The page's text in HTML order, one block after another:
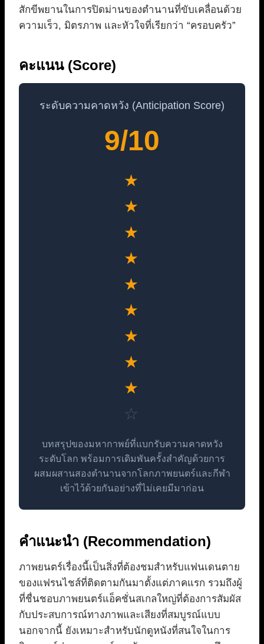
สักขีพยานในการปิดม่านของตำนานที่ขับเคลื่อนด้วย
ความเร็ว, มิตรภาพ และหัวใจที่เรียกว่า “ครอบครัว”
คะแนน (Score)
ระดับความคาดหวัง (Anticipation Score)
9/10
★
★
★
★
★
★
★
★
★
☆
บทสรุปของมหากาพย์ที่แบกรับความคาดหวัง
ระดับโลก พร้อมการเดิมพันครั้งสำคัญด้วยการ
ผสมผสานสองตำนานจากโลกภาพยนตร์และกีฬา
เข้าไว้ด้วยกันอย่างที่ไม่เคยมีมาก่อน
คำแนะนำ (Recommendation)
ภาพยนตร์เรื่องนี้เป็นสิ่งที่ต้องชมสำหรับแฟนเดนตาย
ของแฟรนไชส์ที่ติดตามกันมาตั้งแต่ภาคแรก รวมถึงผู้
ที่ชื่นชอบภาพยนตร์แอ็คชั่นสเกลใหญ่ที่ต้องการสัมผัส
กับประสบการณ์ทางภาพและเสียงที่สมบูรณ์แบบ
นอกจากนี้ ยังเหมาะสำหรับนักดูหนังที่สนใจในการ